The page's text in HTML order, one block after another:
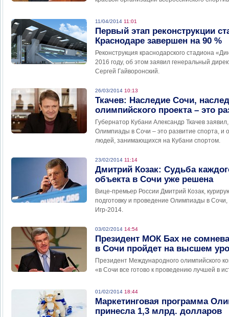
11/04/2014 11:01
Первый этап реконструкции
Краснодаре завершен на 90 %
Реконструкция краснодарского стадиона
2016 году, об этом заявил генеральный
Сергей Гайворонский.
26/03/2014 10:13
Ткачев: Наследие Сочи,
олимпийского проекта – это
Губернатор Кубани Александр Ткачев
Олимпиады в Сочи – это развитие спорта, и
людей, занимающихся на Кубани спортом.
23/02/2014 11:14
Дмитрий Козак: Судьба
объекта в Сочи уже решена
Вице-премьер России Дмитрий Козак,
подготовку и проведение Олимпиады в
Игр-2014.
03/02/2014 14:54
Президент МОК Бах не
в Сочи пройдет на высшем
Президент Международного олимпийского
«в Сочи все готово к проведению лучшей в
01/02/2014 18:44
Маркетинговая программа
принесла 1,3 млрд. долларов